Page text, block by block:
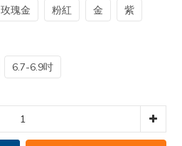
玫瑰金 粉紅 金 紫
6.7-6.9吋